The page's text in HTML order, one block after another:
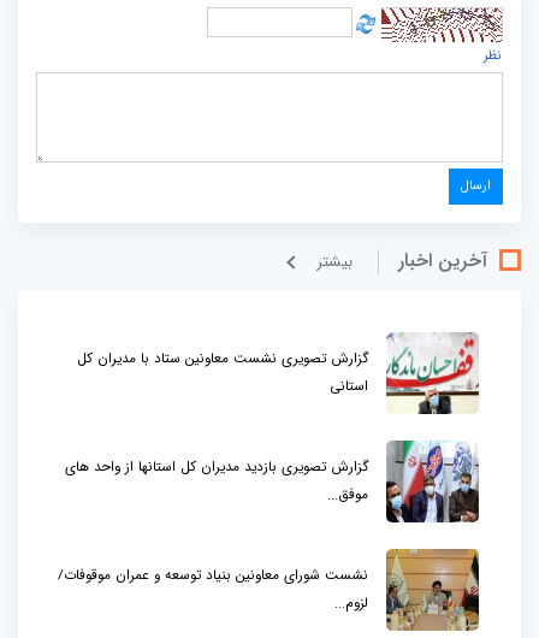
نظر
آخرین اخبار بيشتر
گزارش تصویری نشست معاونین ستاد با مدیران کل
استانی
گزارش تصویری بازدید مدیران کل استانها از واحد های
موفق...
نشست شورای معاونین بنیاد توسعه و عمران موقوفات/
لزوم...